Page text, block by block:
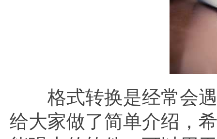
格式转换是经常会遇
给大家做了简单介绍，